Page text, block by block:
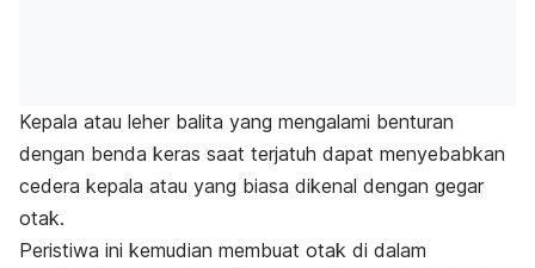
Kepala atau leher balita yang mengalami benturan
dengan benda keras saat terjatuh dapat menyebabkan
cedera kepala atau yang biasa dikenal dengan gegar
otak.
Peristiwa ini kemudian membuat otak di dalam